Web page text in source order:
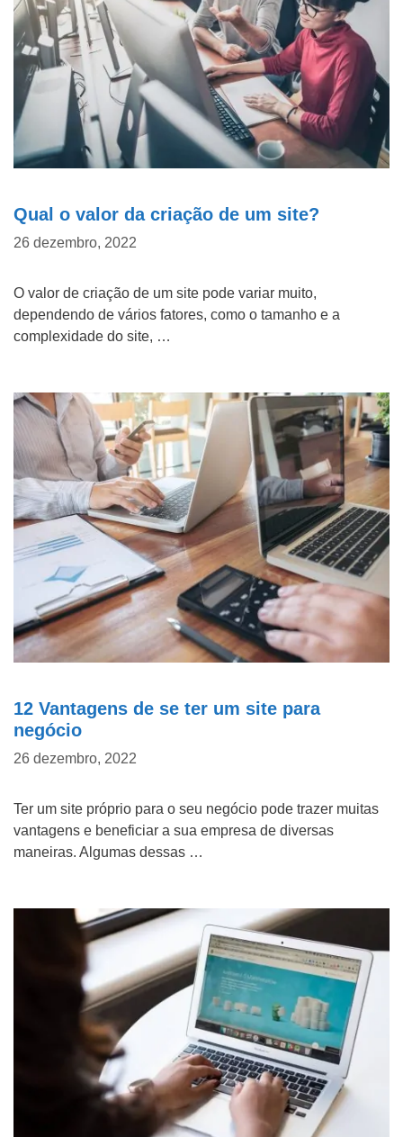
Qual o valor da criação de um site?
26 dezembro, 2022
O valor de criação de um site pode variar muito,
dependendo de vários fatores, como o tamanho e a
complexidade do site, …
12 Vantagens de se ter um site para
negócio
26 dezembro, 2022
Ter um site próprio para o seu negócio pode trazer muitas
vantagens e beneficiar a sua empresa de diversas
maneiras. Algumas dessas …
r
o
j
e
t